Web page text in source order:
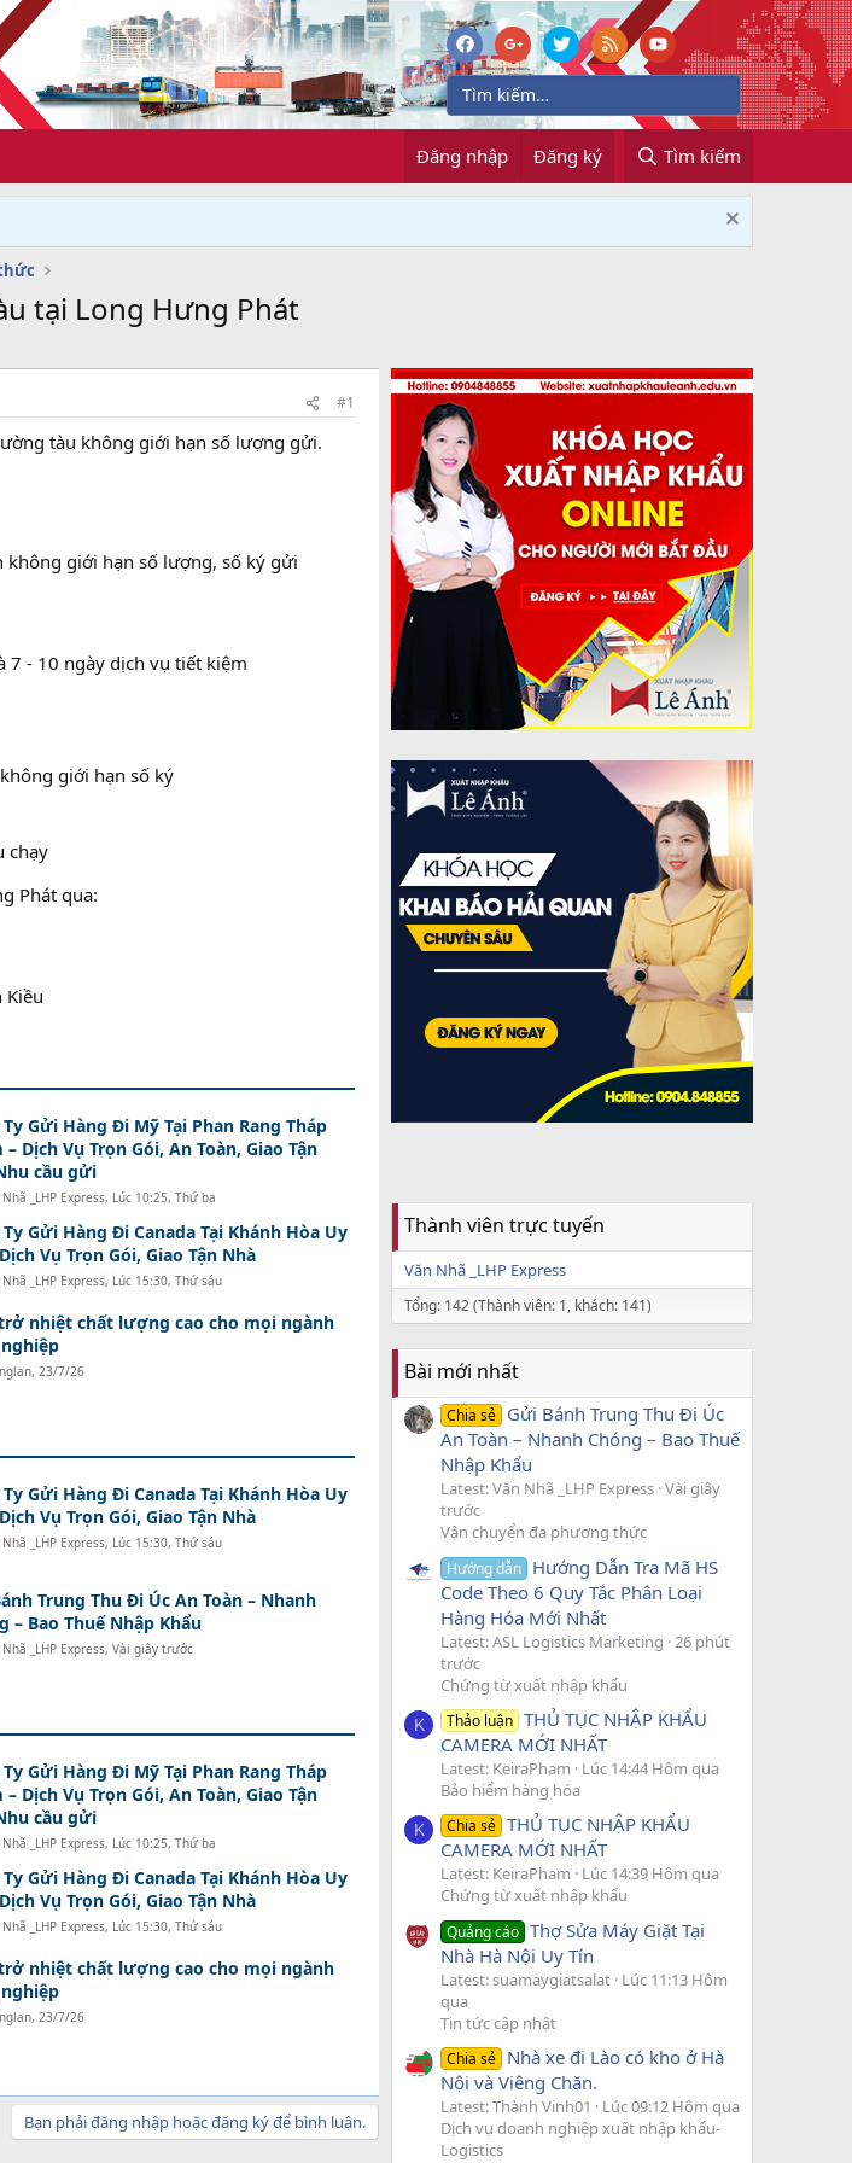
Đăng nhập Đăng ký Tìm kiếm
tại Long Hưng Phát
#1
tàu không giới hạn số lượng gửi.
giới hạn số lượng, số ký gửi
7 - 10 ngày dịch vụ tiết kiệm
giới hạn số ký
chạy
Phát qua:
Kiều
Gửi Hàng Đi Mỹ Tại Phan Rang Tháp
– Dịch Vụ Trọn Gói, An Toàn, Giao Tận
cầu gửi
_LHP Express, Lúc 10:25, Thứ ba
Gửi Hàng Đi Canada Tại Khánh Hòa Uy
Vụ Trọn Gói, Giao Tận Nhà
_LHP Express, Lúc 15:30, Thứ sáu
nhiệt chất lượng cao cho mọi ngành
, 23/7/26
Gửi Hàng Đi Canada Tại Khánh Hòa Uy
Vụ Trọn Gói, Giao Tận Nhà
_LHP Express, Lúc 15:30, Thứ sáu
Trung Thu Đi Úc An Toàn – Nhanh
– Bao Thuế Nhập Khẩu
_LHP Express, Vài giây trước
Gửi Hàng Đi Mỹ Tại Phan Rang Tháp
– Dịch Vụ Trọn Gói, An Toàn, Giao Tận
cầu gửi
_LHP Express, Lúc 10:25, Thứ ba
Gửi Hàng Đi Canada Tại Khánh Hòa Uy
Vụ Trọn Gói, Giao Tận Nhà
_LHP Express, Lúc 15:30, Thứ sáu
nhiệt chất lượng cao cho mọi ngành
, 23/7/26
Bạn phải đăng nhập hoặc đăng ký để bình luận.
Thành viên trực tuyến
Văn Nhã _LHP Express
Tổng: 142 (Thành viên: 1, khách: 141)
Bài mới nhất
Chia sẻ Gửi Bánh Trung Thu Đi Úc
An Toàn – Nhanh Chóng – Bao Thuế
Nhập Khẩu
Latest: Văn Nhã _LHP Express Vài giây
trước
Vận chuyển đa phương thức
Hướng dẫn Hướng Dẫn Tra Mã HS
Code Theo 6 Quy Tắc Phân Loại
Hàng Hóa Mới Nhất
Latest: ASL Logistics Marketing 26 phút
trước
Chứng từ xuất nhập khẩu
K Thảo luận THỦ TỤC NHẬP KHẨU
CAMERA MỚI NHẤT
Latest: KeiraPham
Lúc 14:44 Hôm qua
Bảo hiểm hàng hóa
K Chia sẻ THỦ TỤC NHẬP KHẨU
CAMERA MỚI NHẤT
Latest: KeiraPham
Lúc 14:39 Hôm qua
Chứng từ xuất nhập khẩu
Quảng cáo Thợ Sửa Máy Giặt Tại
Nhà Hà Nội Uy Tín
Latest: suamaygiatsalat Lúc 11:13 Hôm
qua
Tin tức cập nhật
Chia sẻ Nhà xe đi Lào có kho ở Hà
Nội và Viêng Chăn.
Latest: Thành Vinh01
Lúc 09:12 Hôm qua
Dịch vụ doanh nghiệp xuất nhập khẩu-
Logistics